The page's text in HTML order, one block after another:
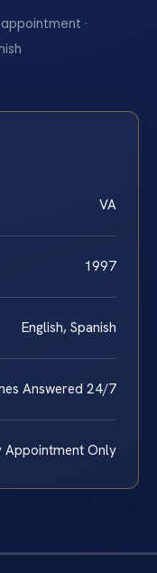
·
VA
1997
English, Spanish
Answered 24/7
Appointment Only